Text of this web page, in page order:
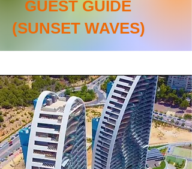
GUEST GUIDE
(SUNSET WAVES)